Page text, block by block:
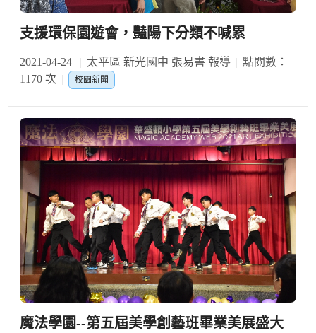
支援環保園遊會，豔陽下分類不喊累
2021-04-24 太平區 新光國中 張易書 報導
點閱數：
1170 次
校園新聞
魔法學園--第五屆美學創藝班畢業美展盛大